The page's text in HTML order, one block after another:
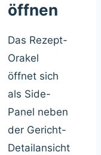
öffnen
Das Rezept-
Orakel
öffnet sich
als Side-
Panel neben
der Gericht-
Detailansicht